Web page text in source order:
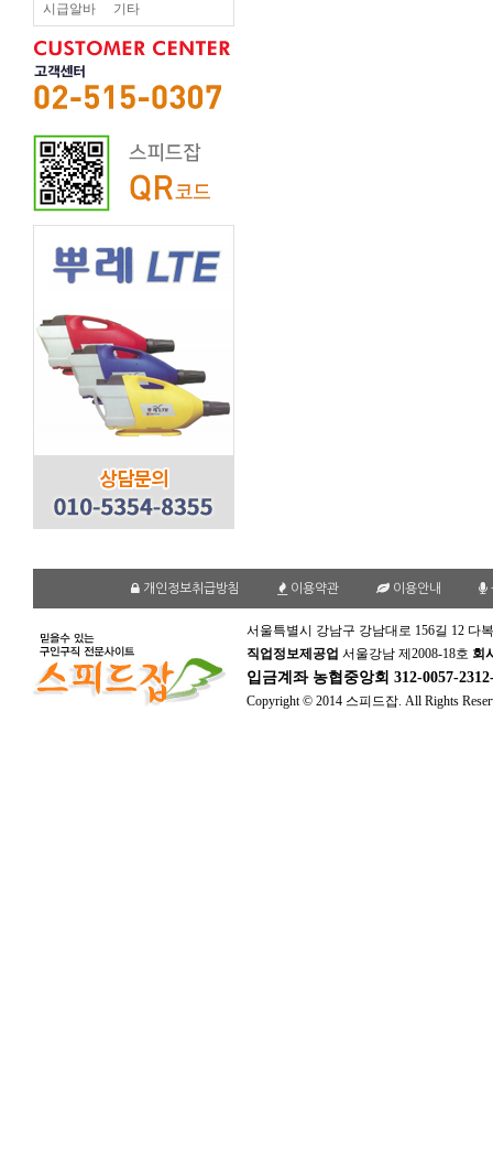
시급알바 기타
개인정보취급방침 이용약관 이용안내
서울특별시 강남구 강남대로 156길 12 다
직업정보제공업 서울강남 제2008-18호 회
입금계좌 농협중앙회 312-0057-
Copyright © 2014 스피드잡. All Rights